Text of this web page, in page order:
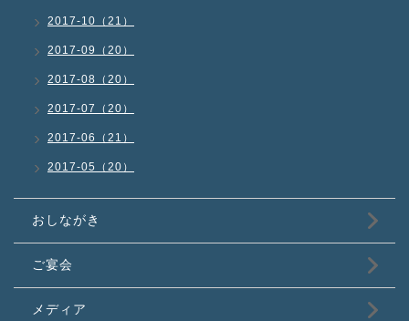
2017-10（21）
2017-09（20）
2017-08（20）
2017-07（20）
2017-06（21）
2017-05（20）
おしながき
ご宴会
メディア